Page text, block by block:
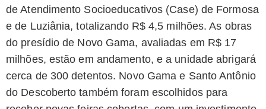
de Atendimento Socioeducativos (Case) de Formosa
e de Luziânia, totalizando R$ 4,5 milhões. As obras
do presídio de Novo Gama, avaliadas em R$ 17
milhões, estão em andamento, e a unidade abrigará
cerca de 300 detentos. Novo Gama e Santo Antônio
do Descoberto também foram escolhidos para